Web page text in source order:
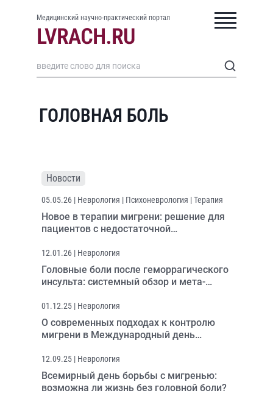
Медицинский научно-практический портал
ГОЛОВНАЯ БОЛЬ
Новости
05.05.26 | Неврология | Психоневрология | Терапия
Новое в терапии мигрени: решение для
пациентов с недостаточной
непереносимостью триптанов
12.01.26 | Неврология
Головные боли после геморрагического
инсульта: системный обзор и мета-
01.12.25 | Неврология
О современных подходах к контролю
мигрени в Международный день
12.09.25 | Неврология
Всемирный день борьбы с мигренью:
возможна ли жизнь без головной боли?